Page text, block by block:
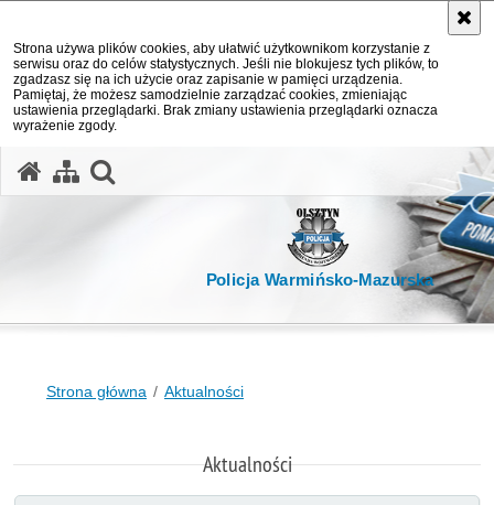
Strona używa plików cookies, aby ułatwić użytkownikom korzystanie z
serwisu oraz do celów statystycznych. Jeśli nie blokujesz tych plików, to
zgadzasz się na ich użycie oraz zapisanie w pamięci urządzenia.
Pamiętaj, że możesz samodzielnie zarządzać cookies, zmieniając
ustawienia przeglądarki. Brak zmiany ustawienia przeglądarki oznacza
wyrażenie zgody.
Policja Warmińsko-Mazurska
Strona główna Aktualności
Aktualności